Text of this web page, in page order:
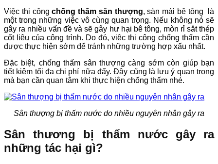
Việc thi côngchống thấm sân thượng, sàn mái bê tông là
một trong những việc vô cùng quan trọng. Nếu không nó sẽ
gây ra nhiều vấn đề và sẽ gây hư hại bê tông, mòn rỉ sắt thép
cốt liệu của công trình. Do đó, việc thi công chống thấm cần
được thực hiện sớm để tránh những trường hợp xấu nhất.
Đặc biệt, chống thấm sân thượng càng sớm còn giúp bạn
tiết kiệm tối đa chi phí nữa đấy. Đây cũng là lưu ý quan trọng
mà bạn cần quan tâm khi thực hiện chống thấm nhé.
Sân thượng bị thấm nước do nhiều nguyên nhân gây ra
​Sân thương bị thấm nước gây ra
những tác hại gì?